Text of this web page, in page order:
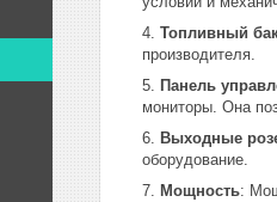
Топливный
производителя.
Панель
мониторы. Она
Выходные
оборудование.
Мощность: